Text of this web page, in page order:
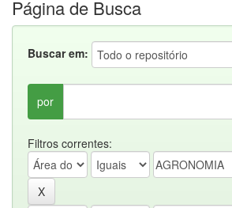
Página de Busca
Buscar em:
por
Filtros correntes: